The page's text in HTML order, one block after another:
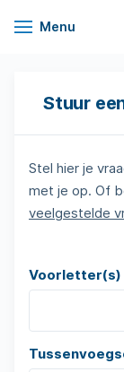
Naar
Menu
Stuur
Stel hier je
met je op. Of
veelgestelde
Voorletter(s)